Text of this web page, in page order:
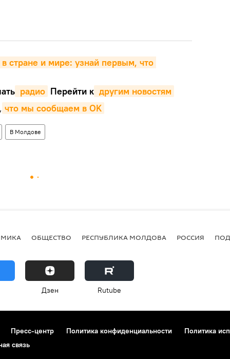
стране и мире: узнай первым, что
радио Перейти к другим новостям
, что мы сообщаем в OK
В Молдове
ОБЩЕСТВО РЕСПУБЛИКА МОЛДОВА РОССИЯ
Дзен Rutube
Пресс-центр Политика конфиденциальности
Политика
связь